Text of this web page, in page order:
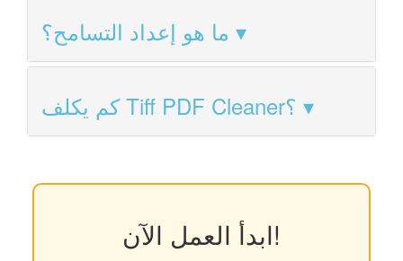
ما هو إعداد التسامح؟
كم يكلف Tiff PDF Cleaner؟
ابدأ العمل الآن!